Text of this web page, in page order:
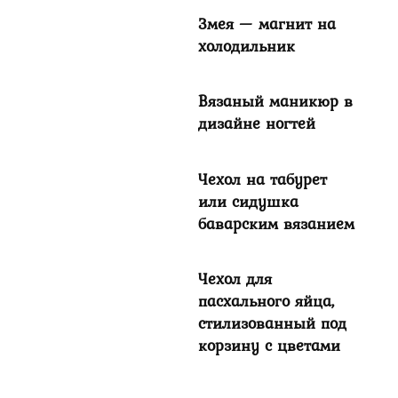
Змея — магнит на
холодильник
Вязаный маникюр в
дизайне ногтей
Чехол на табурет
или сидушка
баварским вязанием
Чехол для
пасхального яйца,
стилизованный под
корзину с цветами